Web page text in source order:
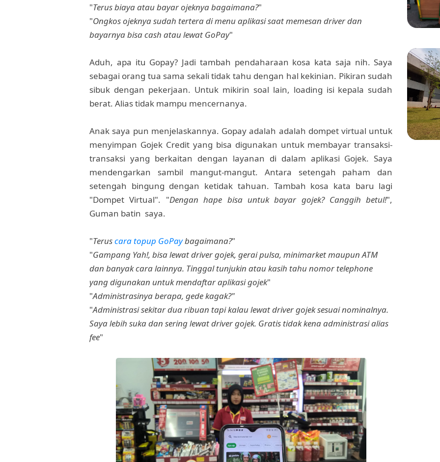
"Terus biaya atau bayar ojeknya bagaimana?"
"Ongkos ojeknya sudah tertera di menu aplikasi saat memesan driver dan
bayarnya bisa cash atau lewat GoPay"
Aduh, apa itu Gopay? Jadi tambah pendaharaan kosa kata saja nih. Saya
sebagai orang tua sama sekali tidak tahu dengan hal kekinian. Pikiran sudah
sibuk dengan pekerjaan. Untuk mikirin soal lain, loading isi kepala sudah
berat. Alias tidak mampu mencernanya.
Anak saya pun menjelaskannya. Gopay adalah adalah dompet virtual untuk
menyimpan Gojek Credit yang bisa digunakan untuk membayar transaksi-
transaksi yang berkaitan dengan layanan di dalam aplikasi Gojek. Saya
mendengarkan sambil mangut-mangut. Antara setengah paham dan
setengah bingung dengan ketidak tahuan. Tambah kosa kata baru lagi
"Dompet Virtual". "Dengan hape bisa untuk bayar gojek? Canggih betul!",
Guman batin saya.
"Teruscara topup GoPaybagaimana?"
"Gampang Yah!, bisa lewat driver gojek, gerai pulsa, minimarket maupun ATM
dan banyak cara lainnya. Tinggal tunjukin atau kasih tahu nomor telephone
yang digunakan untuk mendaftar aplikasi gojek"
"Administrasinya berapa, gede kagak?"
"Administrasi sekitar dua ribuan tapi kalau lewat driver gojek sesuai nominalnya.
Saya lebih suka dan sering lewat driver gojek. Gratis tidak kena administrasi alias
fee"
Manis
Bang